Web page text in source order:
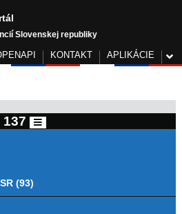
Slovenskej republiky
KONTAKT APLIKÁCIE
137
(93)